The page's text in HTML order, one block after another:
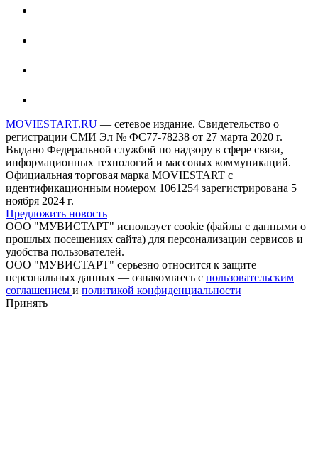
MOVIESTART.RU — сетевое издание. Свидетельство о
регистрации СМИ Эл № ФС77-78238 от 27 марта 2020 г.
Выдано Федеральной службой по надзору в сфере связи,
информационных технологий и массовых коммуникаций.
Официальная торговая марка MOVIESTART с
идентификационным номером 1061254 зарегистрирована 5
ноября 2024 г.
Предложить новость
ООО "МУВИСТАРТ" использует cookie (файлы с данными о
прошлых посещениях сайта) для персонализации сервисов и
удобства пользователей.
ООО "МУВИСТАРТ" серьезно относится к защите
персональных данных — ознакомьтесь с пользовательским
соглашением и политикой конфиденциальности
Принять